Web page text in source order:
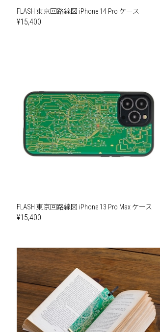
FLASH 東京回路線図 iPhone 14 Pro ケース
¥15,400
FLASH 東京回路線図 iPhone 13 Pro Max ケース
¥15,400